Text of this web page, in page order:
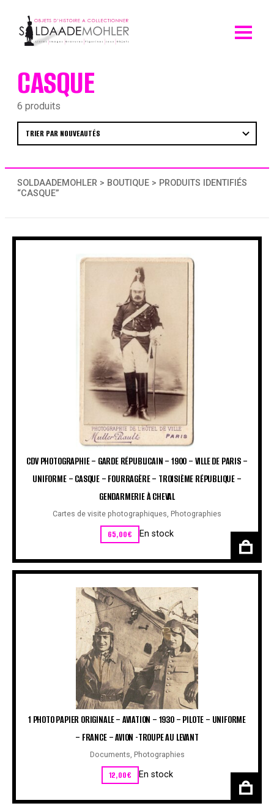
content
CASQUE
6 produits
SOLDAADEMOHLER > BOUTIQUE > PRODUITS IDENTIFIÉS
“CASQUE”
CDV PHOTOGRAPHIE – GARDE RÉPUBLICAIN – 1900 – VILLE DE PARIS –
UNIFORME – CASQUE – FOURRAGÈRE – TROISIÈME RÉPUBLIQUE –
GENDARMERIE À CHEVAL
Cartes de visite photographiques Photographies
65,00€ En stock
1 PHOTO PAPIER ORIGINALE – AVIATION – 1930 – PILOTE – UNIFORME
– FRANCE – AVION -TROUPE AU LEVANT
Documents Photographies
12,00€ En stock